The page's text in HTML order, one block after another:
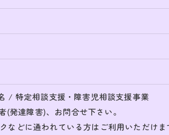
/ 特定相談支援・障害児相談支援事業
発達障害)、お問合せ下さい。
などに通われている方はご利用いただけま